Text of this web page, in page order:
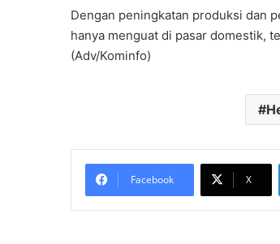
Dengan peningkatan produksi dan
hanya menguat di pasar domestik,
(Adv/Kominfo)
Facebook X